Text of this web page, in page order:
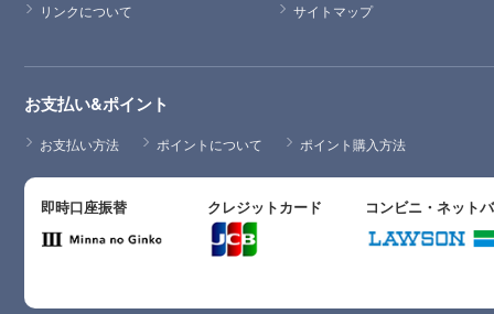
リンクについて
サイトマップ
お支払い&ポイント
お支払い方法 ポイントについて ポイント購入方法
即時口座振替 クレジットカード コンビニ・ネット